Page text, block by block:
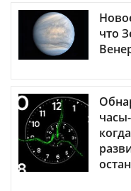
что